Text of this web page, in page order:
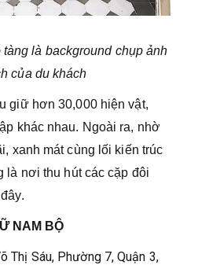
là background chụp ảnh
của du khách
giữ hơn 30,000 hiện vật,
khác nhau. Ngoài ra, nhờ
xanh mát cùng lối kiến trúc
là nơi thu hút các cặp đôi
NAM BỘ
Thị Sáu, Phường 7, Quận 3,